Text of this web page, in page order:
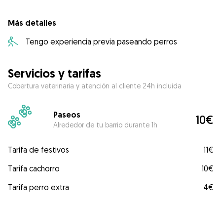
Más detalles
Tengo experiencia previa paseando perros
Servicios y tarifas
Cobertura veterinaria y atención al cliente 24h incluida
Paseos
Alrededor de tu barrio durante 1h 10€
Tarifa de festivos
11€
Tarifa cachorro
10€
Tarifa perro extra
4€